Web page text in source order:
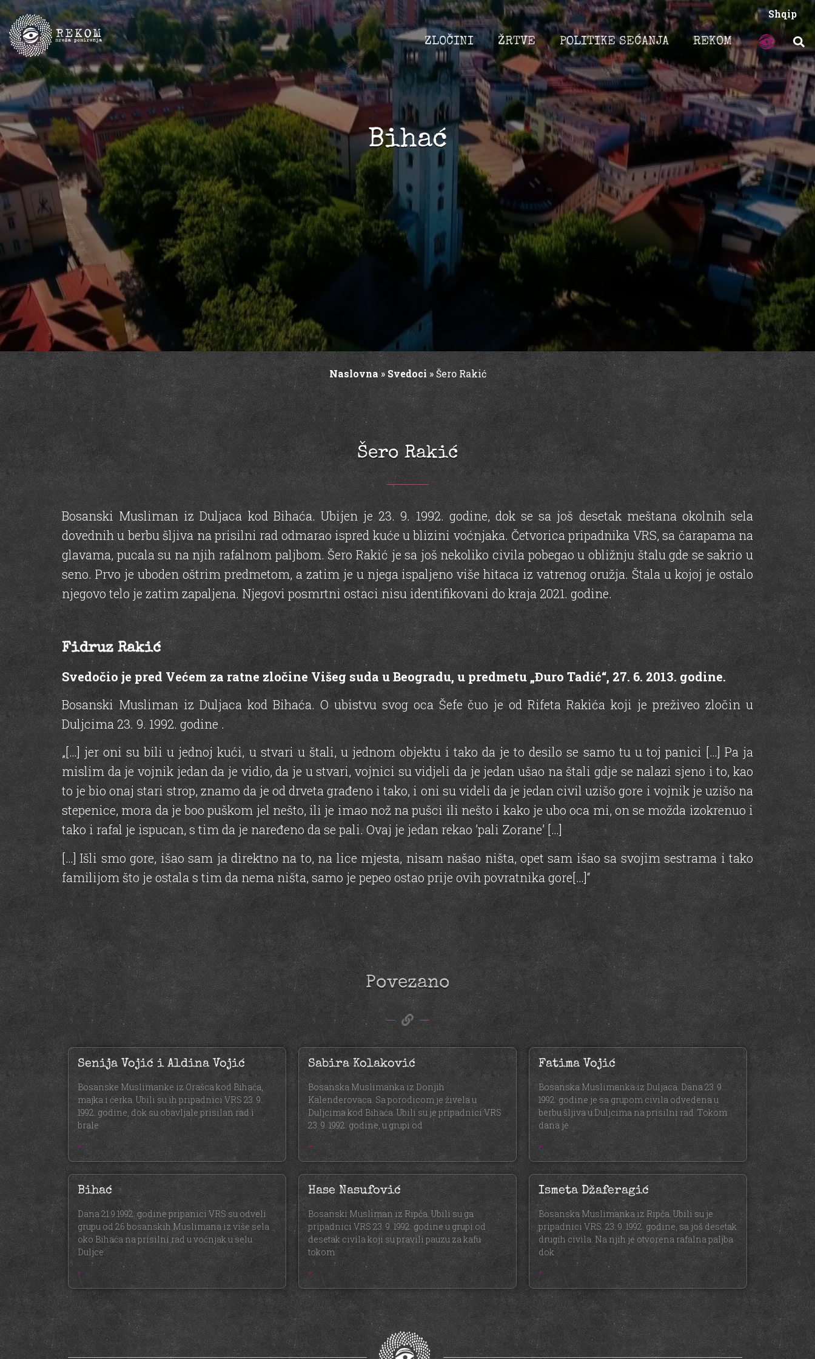
Shqip
ZLOČINI ŽRTVE POLITIKE SEĆANJA REKOM
Bihać
Naslovna»Svedoci»Šero Rakić
Šero Rakić
Bosanski Musliman iz Duljaca kod Bihaća. Ubijen je 23. 9. 1992. godine, dok se sa još desetak meštana okolnih sela
dovednih u berbu šljiva na prisilni rad odmarao ispred kuće u blizini voćnjaka. Četvorica pripadnika VRS, sa čarapama na
glavama, pucala su na njih rafalnom paljbom. Šero Rakić je sa još nekoliko civila pobegao u obližnju štalu gde se sakrio u
seno. Prvo je uboden oštrim predmetom, a zatim je u njega ispaljeno više hitaca iz vatrenog oružja. Štala u kojoj je ostalo
njegovo telo je zatim zapaljena. Njegovi posmrtni ostaci nisu identifikovani do kraja 2021. godine.
Fidruz Rakić
Svedočio je pred Većem za ratne zločine Višeg suda u Beogradu, u predmetu „Đuro Tadić“, 27. 6. 2013. godine.
Bosanski Musliman iz Duljaca kod Bihaća. O ubistvu svog oca Šefe čuo je od Rifeta Rakića koji je preživeo zločin u
Duljcima 23. 9. 1992. godine .
„[…] jer oni su bili u jednoj kući, u stvari u štali, u jednom objektu i tako da je to desilo se samo tu u toj panici […] Pa ja
mislim da je vojnik jedan da je vidio, da je u stvari, vojnici su vidjeli da je jedan ušao na štali gdje se nalazi sjeno i to, kao
to je bio onaj stari strop, znamo da je od drveta građeno i tako, i oni su videli da je jedan civil uzišo gore i vojnik je uzišo na
stepenice, mora da je boo puškom jel nešto, ili je imao nož na pušci ili nešto i kako je ubo oca mi, on se možda izokrenuo i
tako i rafal je ispucan, s tim da je naređeno da se pali. Ovaj je jedan rekao ’pali Zorane’ […]
[…] Išli smo gore, išao sam ja direktno na to, na lice mjesta, nisam našao ništa, opet sam išao sa svojim sestrama i tako
familijom što je ostala s tim da nema ništa, samo je pepeo ostao prije ovih povratnika gore[…]“
Povezano
Senija Vojić i Aldina Vojić
Bosanske Muslimanke iz Orašca kod Bihaća,
majka i ćerka. Ubili su ih pripadnici VRS 23. 9.
1992. godine, dok su obavljale prisilan rad i
brale
»
Sabira Kolaković
Bosanska Muslimanka iz Donjih
Kalenderovaca. Sa porodicom je živela u
Duljcima kod Bihaća. Ubili su je pripadnici VRS
23. 9. 1992. godine, u grupi od
»
Fatima Vojić
Bosanska Muslimanka iz Duljaca. Dana 23. 9.
1992. godine je sa grupom civila odvedena u
berbu šljiva u Duljcima na prisilni rad. Tokom
dana je
»
Bihać
Dana 21.9.1992. godine pripanici VRS su odveli
grupu od 26 bosanskih Muslimana iz više sela
oko Bihaća na prisilni rad u voćnjak u selu
Duljce.
»
Hase Nasufović
Bosanski Musliman iz Ripča. Ubili su ga
pripadnici VRS 23. 9. 1992. godine u grupi od
desetak civila koji su pravili pauzu za kafu
tokom
»
Ismeta Džaferagić
Bosanska Muslimanka iz Ripča. Ubili su je
pripadnici VRS 23. 9. 1992. godine, sa još desetak
drugih civila. Na njih je otvorena rafalna paljba
dok
»